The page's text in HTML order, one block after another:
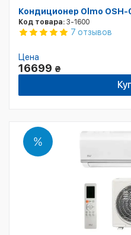
Кондиционер Olmo OSH-
Код товара: 3-1600
7 отзывов
Цена
16699 ₴